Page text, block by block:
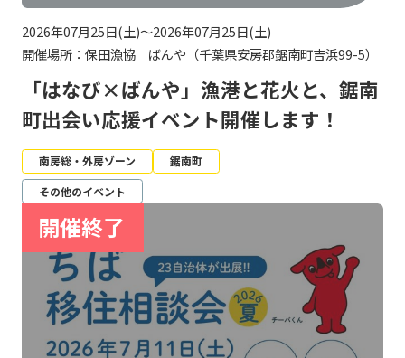
2026年07月25日(土)～2026年07月25日(土)
開催場所：保田漁協 ばんや（千葉県安房郡鋸南町吉浜99-5）
「はなび×ばんや」漁港と花火と、鋸南
町出会い応援イベント開催します！
南房総・外房ゾーン
鋸南町
その他のイベント